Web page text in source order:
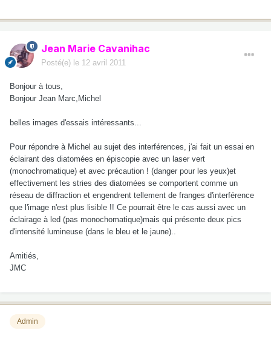
Jean Marie Cavanihac
Posté(e) le 12 avril 2011
Bonjour à tous,
Bonjour Jean Marc,Michel
belles images d'essais intéressants...
Pour répondre à Michel au sujet des interférences, j'ai fait un essai en
éclairant des diatomées en épiscopie avec un laser vert
(monochromatique) et avec précaution ! (danger pour les yeux)et
effectivement les stries des diatomées se comportent comme un
réseau de diffraction et engendrent tellement de franges d'interférence
que l'image n'est plus lisible !! Ce pourrait être le cas aussi avec un
éclairage à led (pas monochomatique)mais qui présente deux pics
d'intensité lumineuse (dans le bleu et le jaune)..
Amitiés,
JMC
Admin